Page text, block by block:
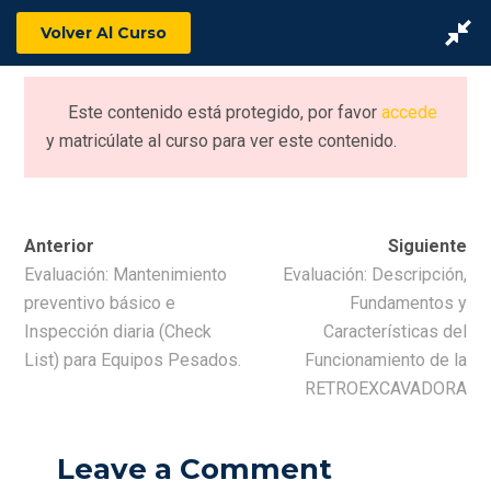
Volver Al Curso
Este contenido está protegido, por favoraccede
y matricúlate al curso para ver este contenido.
Anterior
Evaluación: Mantenimiento
preventivo básico e
Inspección diaria (Check
List) para Equipos Pesados.
Siguiente
Evaluación: Descripción,
Fundamentos y
Características del
Funcionamiento de la
RETROEXCAVADORA
Leave a Comment